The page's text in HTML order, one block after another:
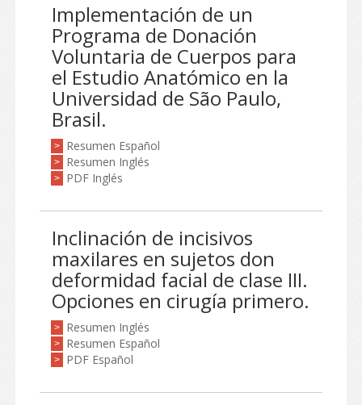
Implementación de un
Programa de Donación
Voluntaria de Cuerpos para
el Estudio Anatómico en la
Universidad de São Paulo,
Brasil.
> Resumen Español
> Resumen Inglés
> PDF Inglés
Inclinación de incisivos
maxilares en sujetos don
deformidad facial de clase III.
Opciones en cirugía primero.
> Resumen Inglés
> Resumen Español
> PDF Español